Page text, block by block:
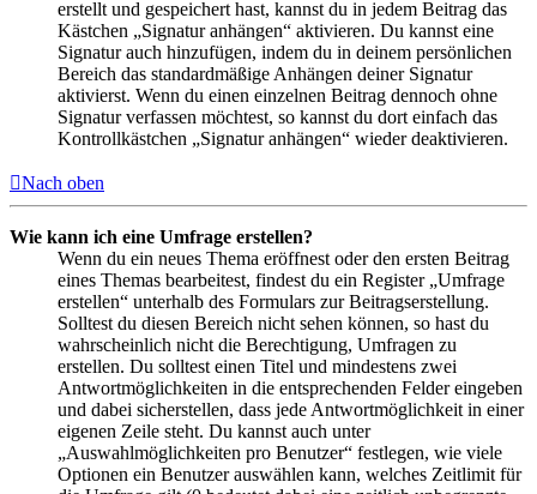
erstellt und gespeichert hast, kannst du in jedem Beitrag das
Kästchen „Signatur anhängen“ aktivieren. Du kannst eine
Signatur auch hinzufügen, indem du in deinem persönlichen
Bereich das standardmäßige Anhängen deiner Signatur
aktivierst. Wenn du einen einzelnen Beitrag dennoch ohne
Signatur verfassen möchtest, so kannst du dort einfach das
Kontrollkästchen „Signatur anhängen“ wieder deaktivieren.
Nach oben
Wie kann ich eine Umfrage erstellen?
Wenn du ein neues Thema eröffnest oder den ersten Beitrag
eines Themas bearbeitest, findest du ein Register „Umfrage
erstellen“ unterhalb des Formulars zur Beitragserstellung.
Solltest du diesen Bereich nicht sehen können, so hast du
wahrscheinlich nicht die Berechtigung, Umfragen zu
erstellen. Du solltest einen Titel und mindestens zwei
Antwortmöglichkeiten in die entsprechenden Felder eingeben
und dabei sicherstellen, dass jede Antwortmöglichkeit in einer
eigenen Zeile steht. Du kannst auch unter
„Auswahlmöglichkeiten pro Benutzer“ festlegen, wie viele
Optionen ein Benutzer auswählen kann, welches Zeitlimit für